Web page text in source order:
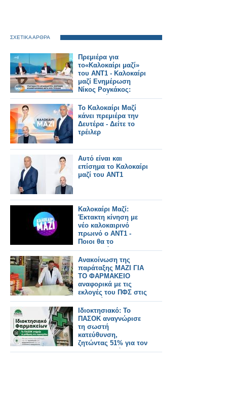
ΣΧΕΤΙΚΑ ΑΡΘΡΑ
Πρεμιέρα για
το«Καλοκαίρι μαζί»
του ΑΝΤ1 - Καλοκαίρι
μαζί Ενημέρωση
Νίκος Ρογκάκος:
«Επιλογή του
σταθμού είναι να
προχωρήσει την
ενημέρωση»
Το Καλοκαίρι Μαζί
κάνει πρεμιέρα την
Δευτέρα - Δείτε το
τρέιλερ
Αυτό είναι και
επίσημα το Καλοκαίρι
μαζί του ΑΝΤ1
Καλοκαίρι Μαζί:
Έκτακτη κίνηση με
νέο καλοκαιρινό
πρωινό ο ΑΝΤ1 -
Ποιοι θα το
παρουσιάζουν και τι
ώρα θα παίζει;
Ανακοίνωση της
παράταξης ΜΑΖΙ ΓΙΑ
ΤΟ ΦΑΡΜΑΚΕΙΟ
αναφορικά με τις
εκλογές του ΠΦΣ στις
28 Ιουνίου 2026
Ιδιοκτησιακό: Το
ΠΑΣΟΚ αναγνώρισε
τη σωστή
κατεύθυνση,
ζητώντας 51% για τον
φαρμακοποιό